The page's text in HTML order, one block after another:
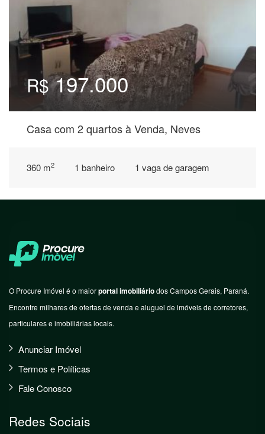
R$197.000
Casa com 2 quartos à Venda, Neves
360 m2 1 banheiro 1 vaga de garagem
O Procure Imóvel é o maiorportal imobiliáriodos Campos Gerais, Paraná.
Encontre milhares de ofertas de venda e aluguel de imóveis de corretores,
particulares e imobiliárias locais.
Anunciar Imóvel
Termos e Políticas
Fale Conosco
Redes Sociais